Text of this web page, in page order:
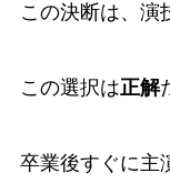
この決断は、演
この選択は正解
卒業後すぐに主